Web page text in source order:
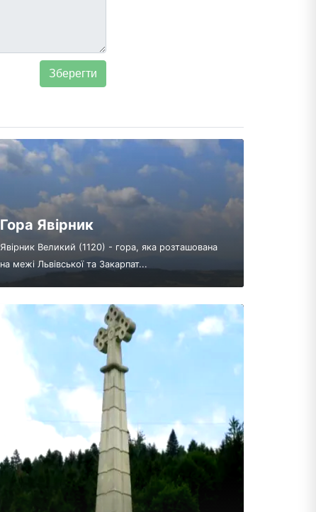
Гора Явірник
Явірник Великий (1120) - гора, яка розташована
на межі Львівської та Закарпат...